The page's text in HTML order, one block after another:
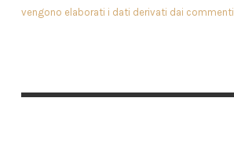
vengono elaborati i dati derivati dai commenti